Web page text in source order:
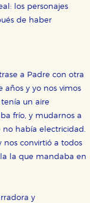
los personajes
de haber
a Padre con otra
años y yo nos vimos
tenía un aire
frío, y mudarnos a
había electricidad.
convirtió a todos
la que mandaba en
y
el
que algunas
su experiencia
de
de
cada
y, por lo